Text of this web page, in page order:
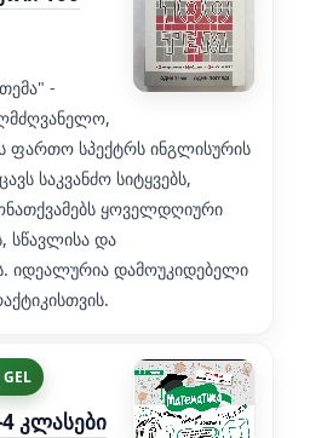
-
ფართო სპექტრს ინგლისურის
საკვანძო სიტყვებს,
ყოველდღიური
სწავლისა და
იდეალურია დამოუკიდებელი
კლასები